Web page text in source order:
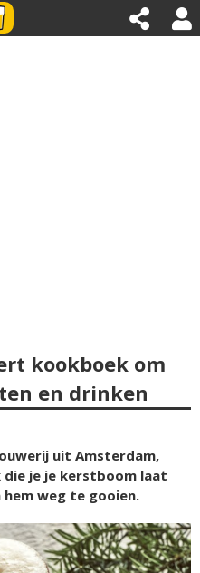
kookboek om
en drinken
uit Amsterdam,
je je kerstboom laat
weg te gooien.